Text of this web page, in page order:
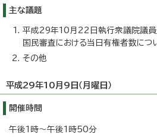
主な議題
平成29年10月22日執行衆議院議
国民審査における当日有権者数につ
その他
平成29年10月9日（月曜日）
開催時間
午後1時～午後1時50分